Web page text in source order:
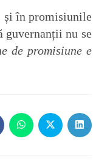
și în promisiunile
guvernanții nu se
de promisiune e
Opens
in
Opens
in
Opens
in